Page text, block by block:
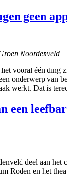
geen
Noordenveld
vooral één ding
onderwerp van
werkt. Dat is
een
deel aan
Roden en het